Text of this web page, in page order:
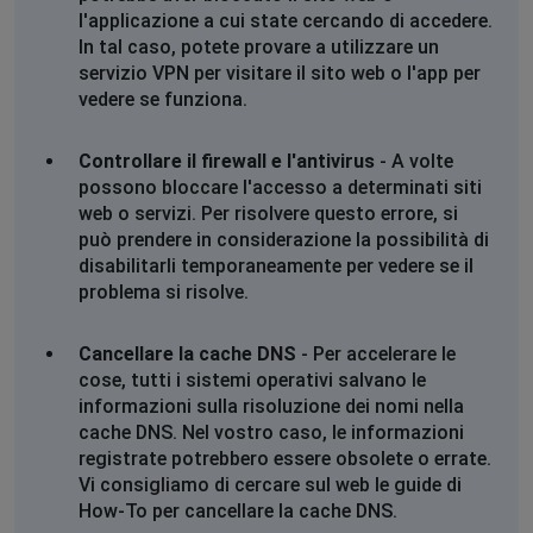
La pagina web all'indirizzo
https://api.webmail.tim.it/auth/oauth/v2/authorize?
response_type=code&client_id=5b816c4e-3254-4299-
disponibile oppure è stata permanentemente spostata
a un nuovo indirizzo web
Pietro
Somma Vesuviana, Italy • 1 anni ago
Maria
Rome, Italy • 1 anni ago
Non c'è pace, c'è ennesimo disservizio con la TIM.
Ennio
Budapest, Hungary • 1 anni ago
l'applicazione a cui state cercando di accedere.
In tal caso, potete provare a utilizzare un
servizio VPN per visitare il sito web o l'app per
vedere se funziona.
Controllare il firewall e l'antivirus - A volte
possono bloccare l'accesso a determinati siti
web o servizi. Per risolvere questo errore, si
può prendere in considerazione la possibilità di
disabilitarli temporaneamente per vedere se il
problema si risolve.
Cancellare la cache DNS - Per accelerare le
cose, tutti i sistemi operativi salvano le
informazioni sulla risoluzione dei nomi nella
cache DNS. Nel vostro caso, le informazioni
registrate potrebbero essere obsolete o errate.
Vi consigliamo di cercare sul web le guide di
How-To per cancellare la cache DNS.